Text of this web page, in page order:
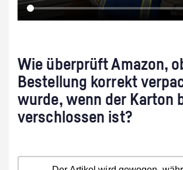
Wie überprüft Amazon,
Bestellung korrekt
wurde, wenn der Karton
verschlossen ist?